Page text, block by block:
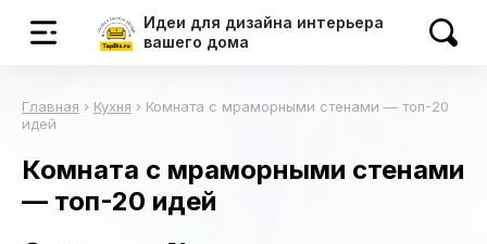
Идеи для дизайна интерьера
вашего дома
Главная › Кухня › Комната с мраморными стенами — топ-20
идей
Комната с мраморными стенами
— топ-20 идей